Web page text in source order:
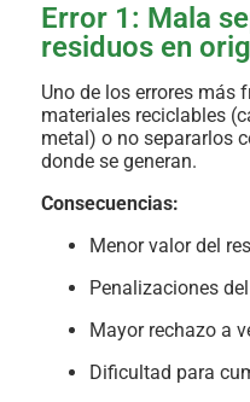
Error 1: Mala
residuos en
Uno de los errores más
materiales reciclables
metal) o no separarlos
donde se generan.
Consecuencias:
Menor valor del
Penalizaciones
Mayor rechazo a
Dificultad para